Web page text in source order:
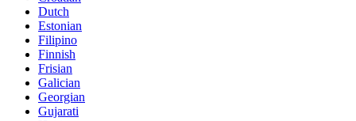
Dutch
Estonian
Filipino
Finnish
Frisian
Galician
Georgian
Gujarati